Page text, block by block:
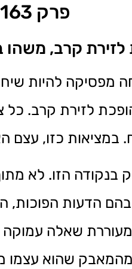
פרק 163 בפודקאסט "משהו עם גישור"
קרב, משהו
מפסיקה להיות
לזירת קרב.
במציאות כזו,
בנקודה הזו. לא
הדעות הפוכות,
מעוררת שאלה
מהמאבק שהוא